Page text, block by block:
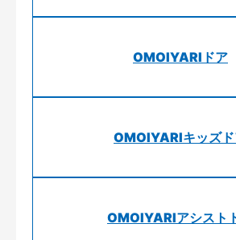
OMOIYARIドア
OMOIYARIキッズ
OMOIYARIアシスト